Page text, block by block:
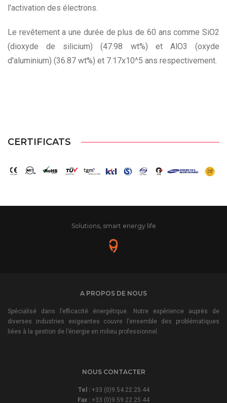
l'activation des électrons.
Le revêtement a une durée de plus de 60 ans comme SiO2
(dioxyde de silicium) (47.98 wt%) et AlO3 (oxyde
d'aluminium) (36.87 wt%) et 7.17x10^5 ans respectivement.
CERTIFICATS
Solutions, smart energy life
A PROPOS DE NOUS
Spécialisé dans l’efficacité énergétique. Notre expérience auprès de
diverses industries exigeantes couvre l’ensemble des problématiques
liées à la gestion de l’énergie en milieu professionnel.
NOUS CONTACTER
Tel :+33 (0)9.54.22.25.44
Fax : +33 (0)9.59.22.25.44